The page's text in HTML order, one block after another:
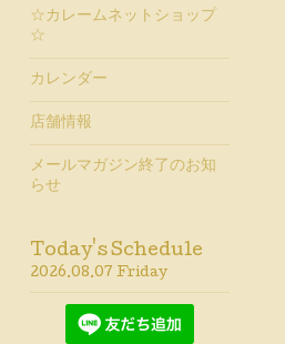
☆カレームネットショップ
☆
カレンダー
店舗情報
メールマガジン終了のお知
らせ
Today's Schedule
2026.08.07 Friday